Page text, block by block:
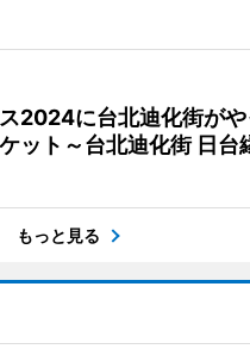
2024に台北迪化街が
ット～台北迪化街 日台
もっと見る